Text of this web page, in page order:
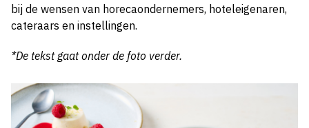
bij de wensen van horecaondernemers, hoteleigenaren,
cateraars en instellingen.
*De tekst gaat onder de foto verder.